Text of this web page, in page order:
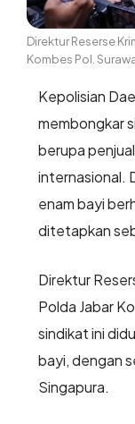
Direktur Reserse
Kombes Pol.
Kepolisian
membongkar
berupa
internasional.
enam bayi
ditetapkan
Direktur
Polda Jabar
sindikat ini
bayi, dengan
Singapura.